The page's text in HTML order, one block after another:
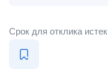
Срок для отклика истек